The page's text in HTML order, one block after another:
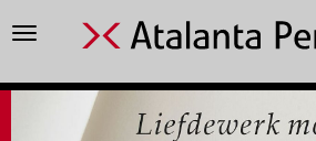
Toggle